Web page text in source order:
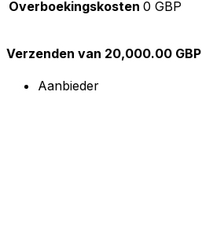
Overboekingskosten 0 GBP
Verzenden van 20,000.00 GBP
Aanbieder